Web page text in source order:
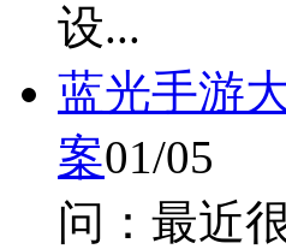
设...
蓝光手游
案01/05
问：最近